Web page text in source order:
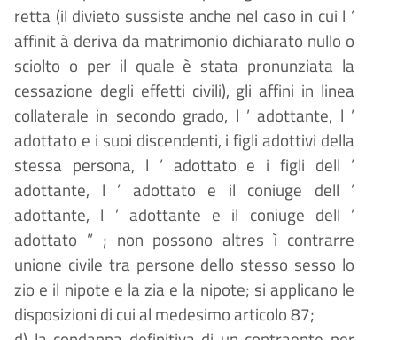
retta (il divieto sussiste anche nel caso in cui l ’
affinità deriva da matrimonio dichiarato nullo o
sciolto o per il quale è stata pronunziata la
cessazione degli effetti civili), gli affini in linea
collaterale in secondo grado, l ’ adottante, l ’
adottato e i suoi discendenti, i figli adottivi della
stessa persona, l ’ adottato e i figli dell ’
adottante, l ’ adottato e il coniuge dell ’
adottante, l ’ adottante e il coniuge dell ’
adottato ” ; non possono altres ì contrarre
unione civile tra persone dello stesso sesso lo
zio e il nipote e la zia e la nipote; si applicano le
disposizioni di cui al medesimo articolo 87;